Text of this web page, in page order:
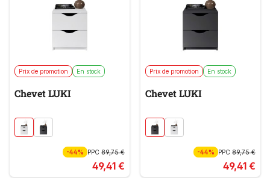
Prix de promotion En stock
Chevet LUKI
-44% PPC 89,75 €
49,41 €
Prix de promotion En stock
Chevet LUKI
-44% PPC89,75 €
49,41 €